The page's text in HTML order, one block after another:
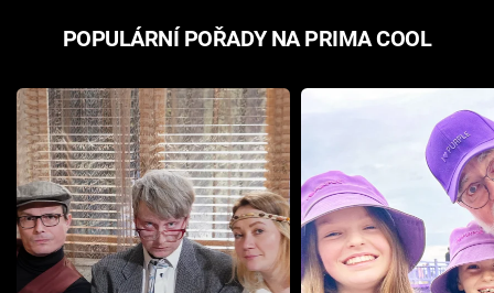
POPULÁRNÍ POŘADY NA PRIMA COOL